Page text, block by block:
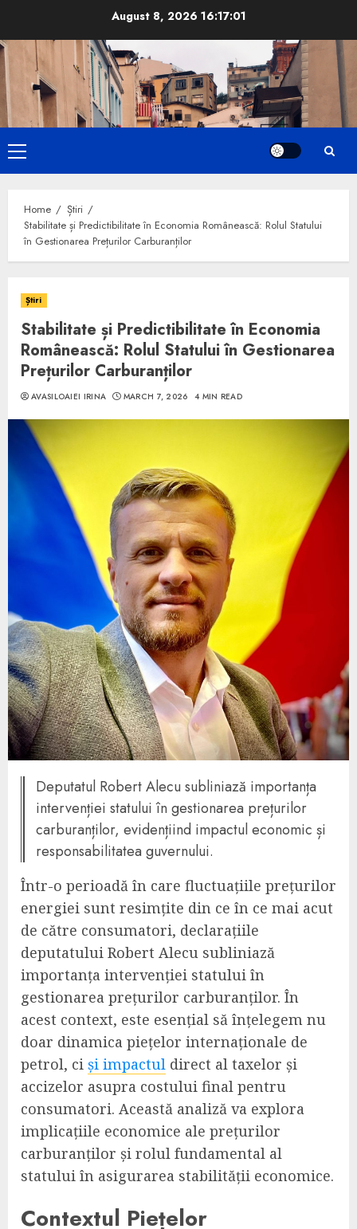
content
August 8, 2026 16:17:03
Primary
Menu
Home
Știri
Stabilitate și Predictibilitate în Economia Românească: Rolul Statului
în Gestionarea Prețurilor Carburanților
Știri
Stabilitate și Predictibilitate în Economia
Românească: Rolul Statului în Gestionarea
Prețurilor Carburanților
AVASILOAIEI IRINA MARCH 7, 2026 4 MIN READ
Deputatul Robert Alecu subliniază importanța
intervenției statului în gestionarea prețurilor
carburanților, evidențiind impactul economic și
responsabilitatea guvernului.
Într-o perioadă în care fluctuațiile prețurilor
energiei sunt resimțite din ce în ce mai acut
de către consumatori, declarațiile
deputatului Robert Alecu subliniază
importanța intervenției statului în
gestionarea prețurilor carburanților. În
acest context, este esențial să înțelegem nu
doar dinamica piețelor internaționale de
petrol, ci și impactul direct al taxelor și
accizelor asupra costului final pentru
consumatori. Această analiză va explora
implicațiile economice ale prețurilor
carburanților și rolul fundamental al
statului în asigurarea stabilității economice.
Contextul Piețelor